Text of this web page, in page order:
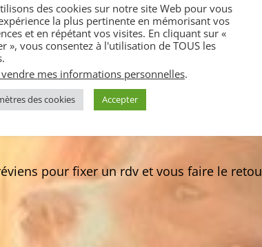
pour fixer un rdv et vous faire le
des cookies sur notre site Web pour vous
la plus pertinente en mémorisant vos
et en répétant vos visites. En cliquant sur «
», vous consentez à l'utilisation de TOUS les
vendre mes informations personnelles.
des cookies Accepter